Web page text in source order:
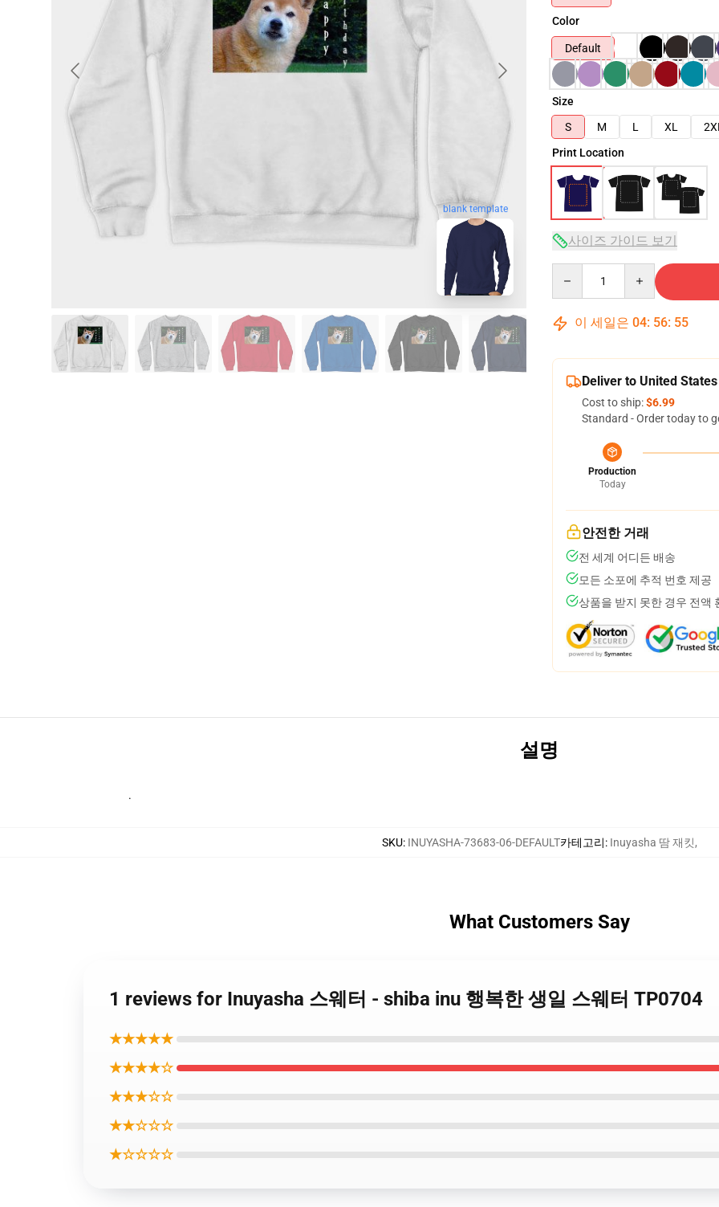
blank template
Color
Default
Size
S
M L XL 2XL
Print Location
사이즈 가이드 보기
이 세일은 04: 56: 54
Deliver to United States
Cost to ship:$6.99
Standard - Order today to
Production
Today
안전한 거래
전 세계 어디든 배송
모든 소포에 추적 번호 제공
상품을 받지 못한 경우 전액
설명
·
SKU: INUYASHA-73683-06-DEFAULT카테고리: Inuyasha 땀 재킷,
What Customers Say
1 reviews for Inuyasha 스웨터 - shiba inu 행복한 생일 스웨터 TP0704
★★★★★
★★★★☆
★★★☆☆
★★☆☆☆
★☆☆☆☆